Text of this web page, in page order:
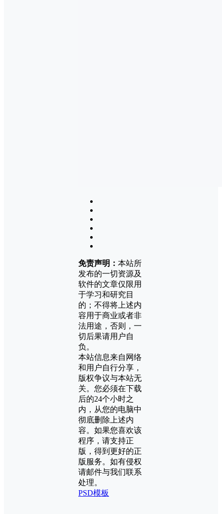
免责声明： 本站所
发布的一切资源及
软件的文章仅限用
于学习和研究目
的；不得将上述内
容用于商业或者非
法用途，否则，一
切后果请用户自
负。
本站信息来自网络
和用户自行分享，
版权争议与本站无
关。您必须在下载
后的24个小时之
内，从您的电脑中
彻底删除上述内
容。如果您喜欢该
程序，请支持正
版，得到更好的正
版服务。如有侵权
请邮件与我们联系
处理。
PSD模板